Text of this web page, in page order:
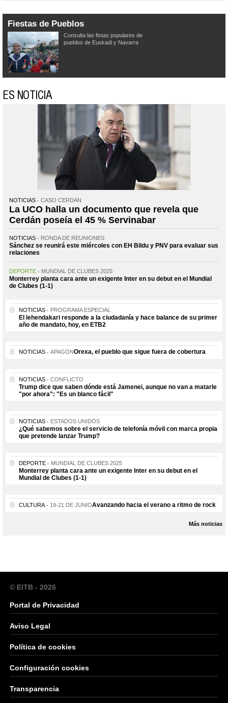
Fiestas de Pueblos
Consulta las fistas populares de
pueblos de Euskadi y Navarra
ES NOTICIA
NOTICIAS CASO CERDÁN
La UCO halla un documento que revela que
Cerdán poseía el 45 % Servinabar
NOTICIAS RONDA DE REUNIONES
Sánchez se reunirá este miércoles con EH Bildu y PNV para evaluar sus
relaciones
DEPORTE MUNDIAL DE CLUBES 2025
Monterrey planta cara ante un exigente Inter en su debut en el Mundial
de Clubes (1-1)
NOTICIAS PROGRAMA ESPECIAL
El lehendakari responde a la ciudadanía y hace balance de su primer
año de mandato, hoy, en ETB2
NOTICIAS APAGÓNOrexa, el pueblo que sigue fuera de cobertura
NOTICIAS CONFLICTO
Trump dice que saben dónde está Jamenei, aunque no van a matarle
"por ahora": "Es un blanco fácil"
NOTICIAS ESTADOS UNIDOS
¿Qué sabemos sobre el servicio de telefonía móvil con marca propia
que pretende lanzar Trump?
DEPORTE MUNDIAL DE CLUBES 2025
Monterrey planta cara ante un exigente Inter en su debut en el
Mundial de Clubes (1-1)
CULTURA 19-21 DE JUNIOAvanzando hacia el verano a ritmo de rock
Más noticias
© EITB - 2026
Portal de Privacidad
Aviso Legal
Política de cookies
Configuración cookies
Transparencia